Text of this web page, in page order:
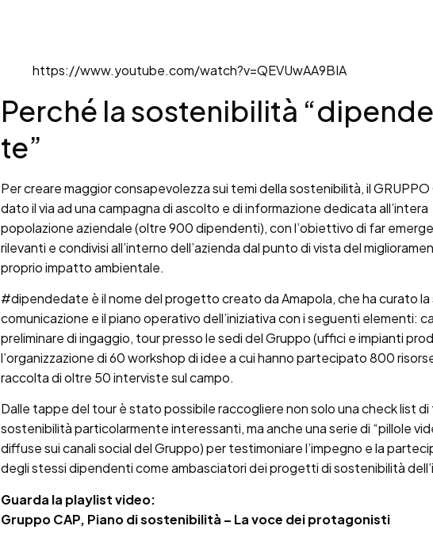
https://www.youtube.com/watch?v=QEVUwAA9BIA
Perché la sostenibilità
te”
Per creare maggior consapevolezza sui temi della sostenibilità, il GRUPPO
dato il via ad una campagna di ascolto e di informazione dedicata all’intera
popolazione aziendale (oltre 900 dipendenti), con l’obiettivo di far
rilevanti e condivisi all’interno dell’azienda dal punto di vista del
proprio impatto ambientale.
#dipendedate è il nome del progetto creato da Amapola, che ha curato
comunicazione e il piano operativo dell’iniziativa con i seguenti elementi:
preliminare di ingaggio, tour presso le sedi del Gruppo (uffici e impianti
l’organizzazione di 60 workshop di idee a cui hanno partecipato 800
raccolta di oltre 50 interviste sul campo.
Dalle tappe del tour è stato possibile raccogliere non solo una check list di
sostenibilità particolarmente interessanti, ma anche una serie di “pillole
diffuse sui canali social del Gruppo) per testimoniare l’impegno e la
degli stessi dipendenti come ambasciatori dei progetti di sostenibilità
Guarda la playlist video:
Gruppo CAP, Piano di sostenibilità – La voce dei protagonisti